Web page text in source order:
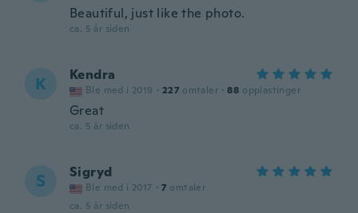
Beautiful, just like the photo.
ca. 5 år siden
K Kendra
Ble med i 2019 · 227 omtaler · 88 opplastinger
Great
ca. 5 år siden
S Sigryd
Ble med i 2017 · 7 omtaler
ca. 5 år siden